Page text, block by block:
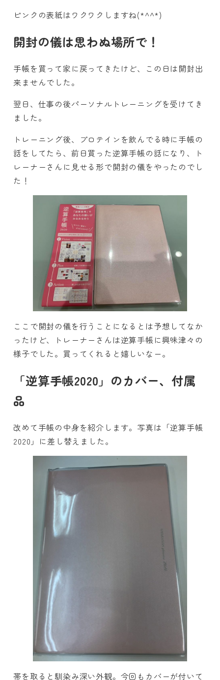
ピンクの表紙はワクワクしますね(*^^*)
開封の儀は思わぬ場所で！
手帳を買って家に戻ってきたけど、この日は開封出
来ませんでした。
翌日、仕事の後パーソナルトレーニングを受けてき
ました。
トレーニング後、プロテインを飲んでる時に手帳の
話をしてたら、前日買った逆算手帳の話になり、ト
レーナーさんに見せる形で開封の儀をやったのでし
た！
ここで開封の儀を行うことになるとは予想してなか
ったけど、トレーナーさんは逆算手帳に興味津々の
様子でした。買ってくれると嬉しいなー。
「逆算手帳2020」のカバー、付属
品
改めて手帳の中身を紹介します。写真は「逆算手帳
2020」に差し替えました。
帯を取ると馴染み深い外観。今回もカバーが付いて